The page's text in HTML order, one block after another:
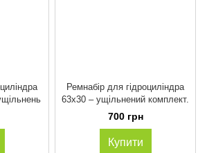
Ремнабір для гідроциліндра
63х30 – ущільнений комплект.
700 грн
Купити